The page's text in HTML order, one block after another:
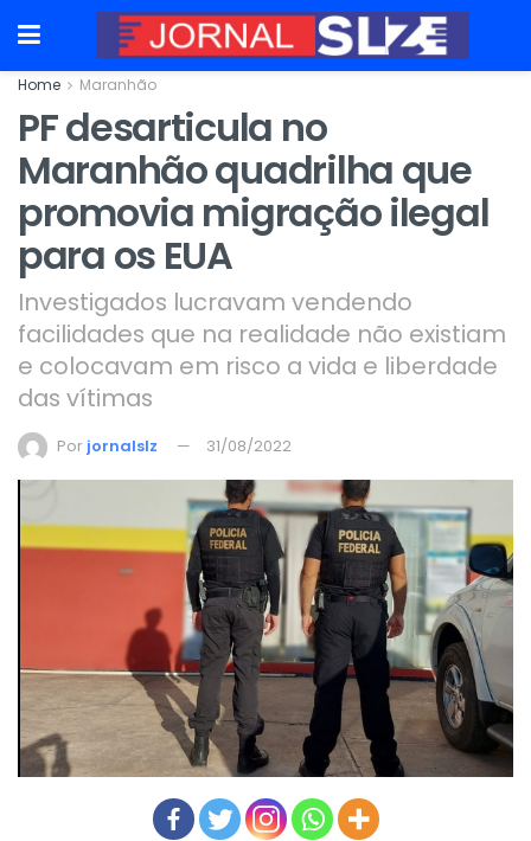
Home Maranhão
PF desarticula no
Maranhão quadrilha que
promovia migração ilegal
para os EUA
Investigados lucravam vendendo
facilidades que na realidade não existiam
e colocavam em risco a vida e liberdade
das vítimas
Por jornalslz 31/08/2022